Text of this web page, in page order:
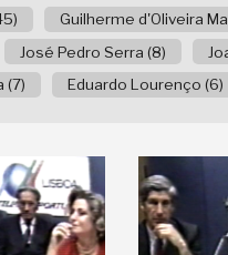
Guilherme d'Oliveira
José Pedro Serra (8)
(7)
Eduardo Lourenço (6)